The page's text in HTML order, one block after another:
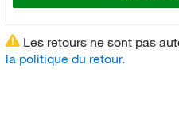
Les retours ne sont pas
la politique du retour.